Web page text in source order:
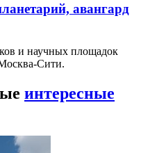
авангард
и научных площадок
Сити.
интересные